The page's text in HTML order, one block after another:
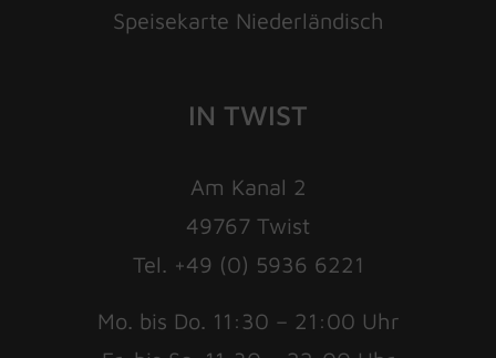
Speisekarte Niederländisch
IN TWIST
Am Kanal 2
49767 Twist
Tel. +49 (0) 5936 6221
Mo. bis Do. 11:30 – 21:00 Uhr